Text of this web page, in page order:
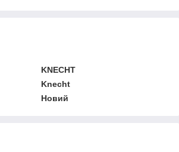
KNECHT
Knecht
Новий